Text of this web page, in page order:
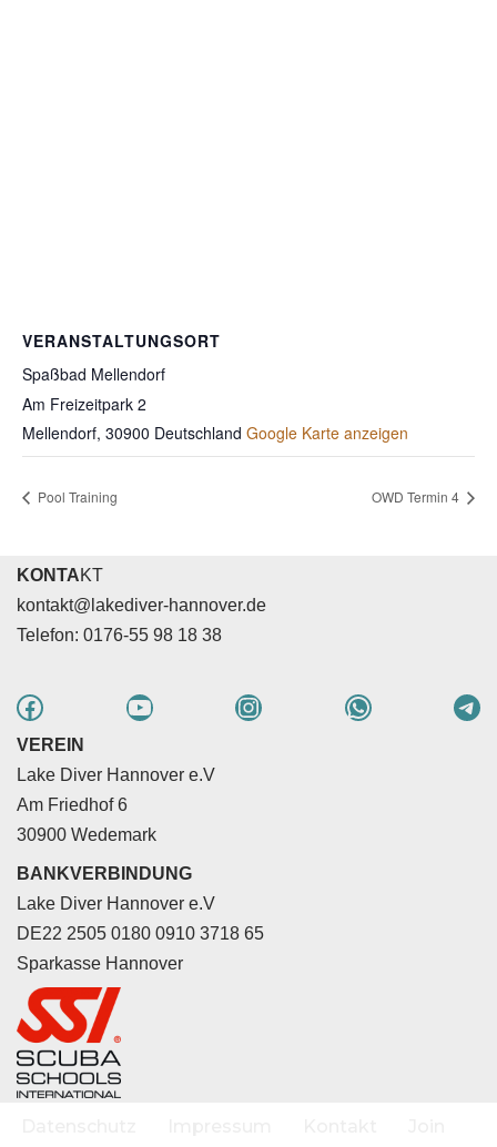
VERANSTALTUNGSORT
Spaßbad Mellendorf
Am Freizeitpark 2
Mellendorf, 30900 Deutschland Google Karte anzeigen
Pool Training OWD Termin 4
KONTAKT
kontakt@lakediver-hannover.de
Telefon: 0176-55 98 18 38
VEREIN
Lake Diver Hannover e.V
Am Friedhof 6
30900 Wedemark
BANKVERBINDUNG
Lake Diver Hannover e.V
DE22 2505 0180 0910 3718 65
Sparkasse Hannover